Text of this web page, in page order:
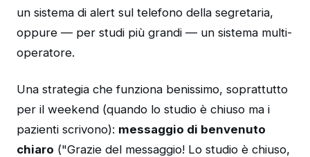
un sistema di alert sul telefono della segretaria,
oppure — per studi più grandi — un sistema multi-
operatore.
Una strategia che funziona benissimo, soprattutto
per il weekend (quando lo studio è chiuso ma i
pazienti scrivono): messaggio di benvenuto
chiaro ("Grazie del messaggio! Lo studio è chiuso,